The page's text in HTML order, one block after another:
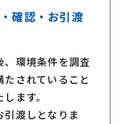
確認・お引渡
、環境条件を調査
たされていること
ます。
引渡しとなりま